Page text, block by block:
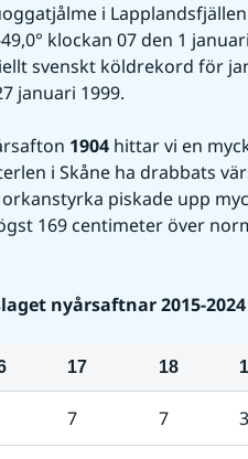
i
klockan 07 den 1
svenskt köldrekord för
januari 1999.
1904 hittar vi en
i Skåne ha drabbats
piskade upp
169 centimeter över
nyårsaftnar 2015-2024
17 18
7 7 3